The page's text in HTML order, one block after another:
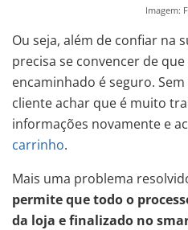
Imagem:
Ou seja, além de confiar na
precisa se convencer de
encaminhado é seguro.
cliente achar que é muito
informações novamente e
carrinho.
Mais uma problema
permite que todo o
da loja e finalizado no